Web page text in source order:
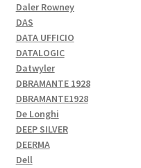
Daler Rowney
DAS
DATA UFFICIO
DATALOGIC
Datwyler
DBRAMANTE 1928
DBRAMANTE1928
De Longhi
DEEP SILVER
DEERMA
Dell